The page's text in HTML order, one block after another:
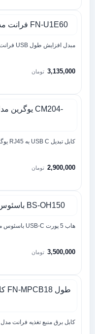
مبدل افزایش طول USB فرانت مدل FN-U1E60
3,135,000 تومان
کابل تبدیل USB C به RJ45 یوگرین مدل CM204-80186 طول 1.5 متر
2,900,000 تومان
هاب 5 پورت USB-C باسئوس مدل BS-OH150
3,500,000 تومان
کابل برق منبع تغذیه فرانت مدل FN-MPCB18 طول 1.8 متر